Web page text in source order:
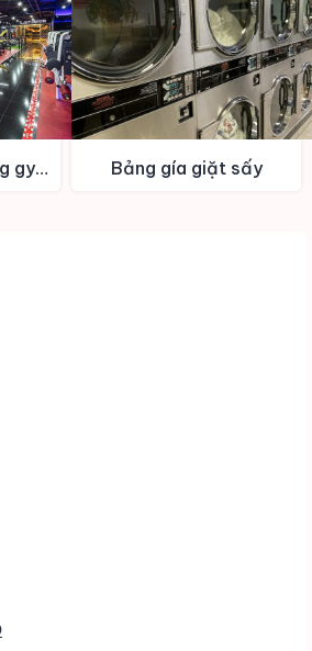
Bảng giá giặt phòng gym – Spa Bảng gía giặt sấy